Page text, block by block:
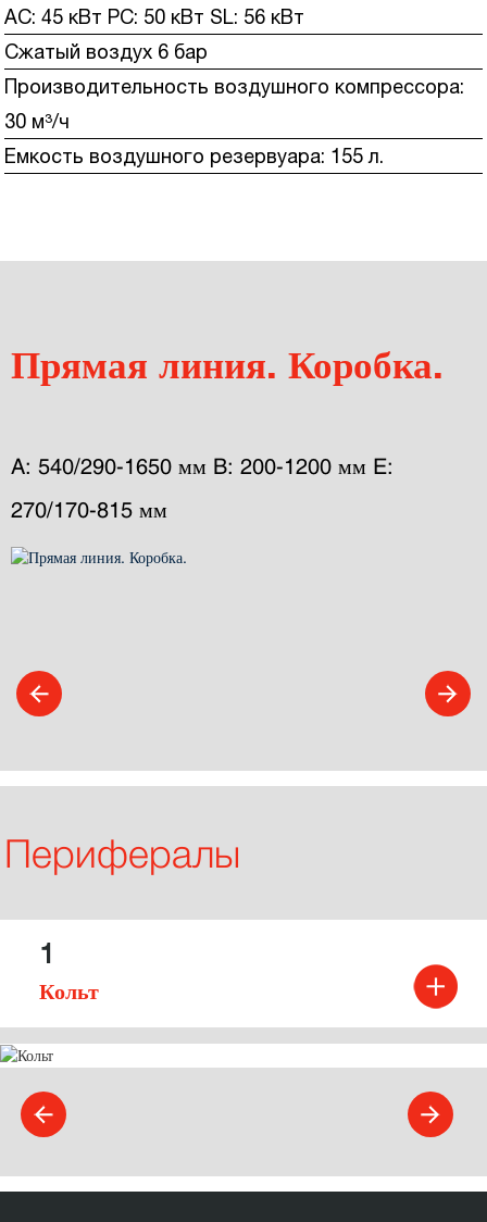
AC: 45 кВт PC: 50 кВт SL: 56 кВт
Сжатый воздух 6 бар
Производительность воздушного компрессора:
30 м³/ч
Емкость воздушного резервуара: 155 л.
Прямая линия. Коробка.
A: 540/290-1650 мм B: 200-1200 мм E:
270/170-815 мм
Перифералы
1
Кольт